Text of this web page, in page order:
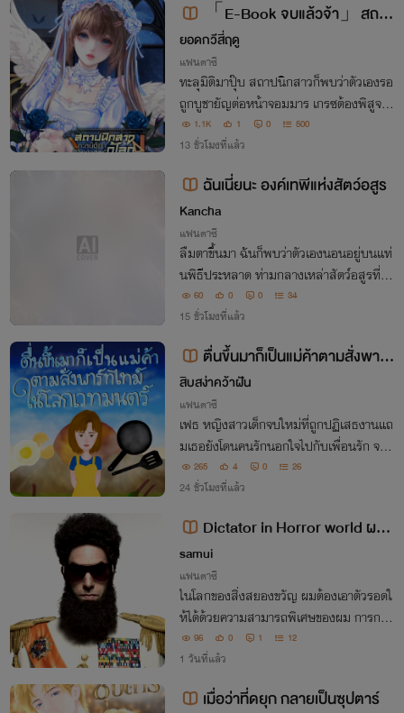
「E-Book จบแล้วจ้า」สถาป
นิกสาวทะลุมิติมากู้โลกด้วยศาสตร์ฮ
วงจุ้ย
ยอดกวีสี่ฤดู
แฟนตาซี
ทะลุมิติมาปุ๊บ สถาปนิกสาวก็พบว่าตัวเองรอ
ถูกบูชายัญต่อหน้าจอมมาร เกรซต้องพิสูจน์
คุณค่าตัวเองผ่านงานออกแบบ เพื่อเปลี่ยนส
ถานะจาก "เหยื่อ" เป็น "คนสำคัญ" งานรื้อป
ราสาทจอมมารได้เริ่มต้นขึ้นแล้ว!!
1.1K 1 0 500
13 ชั่วโมงที่แล้ว
ฉันเนี่ยนะ องค์เทพีแห่งสัตว์อสูร
Kancha
แฟนตาซี
ลืมตาขึ้นมา ฉันก็พบว่าตัวเองนอนอยู่บนแท่
นพิธีประหลาด ท่ามกลางเหล่าสัตว์อสูรที่คุก
เข่าพร้อมเรียกฉันว่า “องค์เทพี”ความลับใน
อดีตและสายใยที่ถูกลืม อาจเปลี่ยนชะตาของ
ทั่วทั้งดินแดนแห่งสัตว์อสูรไปตลอดกาล
60 0 0 34
15 ชั่วโมงที่แล้ว
ตื่นขึ้นมาก็เป็นแม่ค้าตามสั่งพาร์
ทไทม์ในโลกเวทมนตร์
สิบสง่าคว้าฝัน
แฟนตาซี
เฟธ หญิงสาวเด็กจบใหม่ที่ถูกปฏิเสธงานแถ
มเธอยังโดนคนรักนอกใจไปกับเพื่อนรัก จนก
ระทั่งเธอถูกดึงเข้ามาในโลกเวทมนตร์ ทำให้เ
ธอต้องเข้าไปเกี่ยวข้องกับพลังโบราณและทุ
มสั่ง
265 4 0 26
24 ชั่วโมงที่แล้ว
Dictator in Horror world ผมเ
ป็นท่านผู้นำในโลกสยองขวัญ
samui
แฟนตาซี
ในโลกของสิ่งสยองขวัญ ผมต้องเอาตัวรอดใ
ห้ได้ด้วยความสามารถพิเศษของผม การกดขี่
ข่มเหงประชาชน
96 0 1 12
1 วันที่แล้ว
เมื่อว่าที่ดยุก กลายเป็นซุปตาร์